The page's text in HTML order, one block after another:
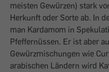
meisten Gewürzen) stark
Herkunft oder Sorte ab. In
man Kardamom in
Pfeffernüssen. Er ist aber
Gewürzmischungen wie
arabischen Ländern wird